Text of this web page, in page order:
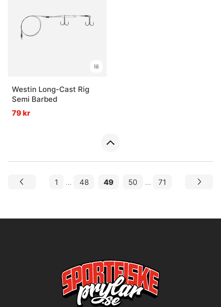
Westin Long-Cast Rig
Semi Barbed
79 kr
1 ... 48 49 50 ... 71